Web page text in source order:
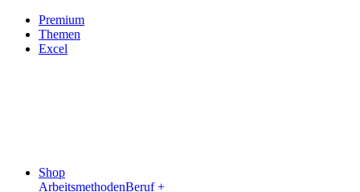
Premium
Themen
Excel
Shop
ArbeitsmethodenBeruf +